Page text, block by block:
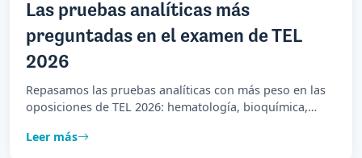
Las pruebas analíticas más
preguntadas en el examen de TEL
2026
Repasamos las pruebas analíticas con más peso en las
oposiciones de TEL 2026: hematología, bioquímica,
Leer más